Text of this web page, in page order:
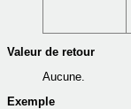
Valeur de retour
Aucune.
Exemple